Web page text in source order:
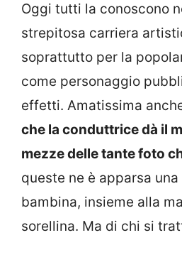
Oggi tutti la conoscono
strepitosa carriera
soprattutto per la
come personaggio
effetti. Amatissima
che la conduttrice dà il
mezze delle tante foto
queste ne è apparsa
bambina, insieme alla
sorellina. Ma di chi si